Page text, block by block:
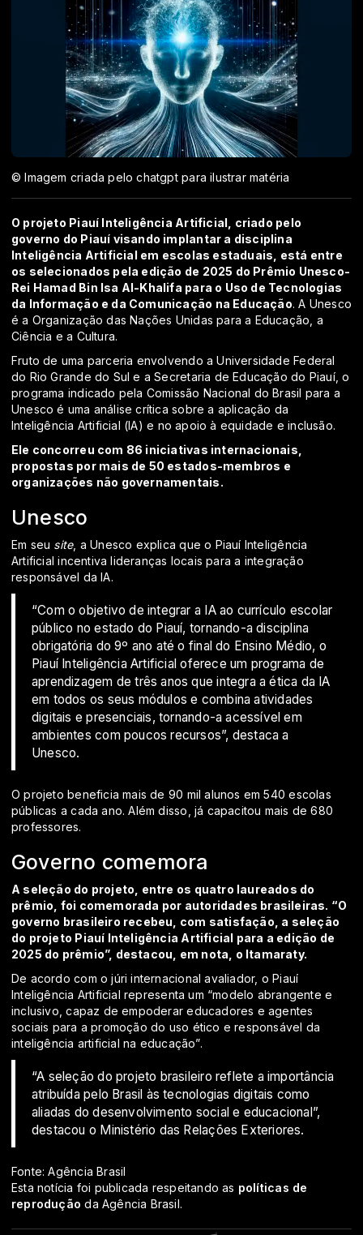
© Imagem criada pelo chatgpt para ilustrar matéria
O projeto Piauí Inteligência Artificial, criado pelo
governo do Piauí visando implantar a disciplina
Inteligência Artificial em escolas estaduais, está entre
os selecionados pela edição de 2025 do Prêmio Unesco-
Rei Hamad Bin Isa Al-Khalifa para o Uso de Tecnologias
da Informação e da Comunicação na Educação. A Unesco
é a Organização das Nações Unidas para a Educação, a
Ciência e a Cultura.
Fruto de uma parceria envolvendo a Universidade Federal
do Rio Grande do Sul e a Secretaria de Educação do Piauí, o
programa indicado pela Comissão Nacional do Brasil para a
Unesco é uma análise crítica sobre a aplicação da
Inteligência Artificial (IA) e no apoio à equidade e inclusão.
Ele concorreu com 86 iniciativas internacionais,
propostas por mais de 50 estados-membros e
organizações não governamentais.
Unesco
Em seu site, a Unesco explica que o Piauí Inteligência
Artificial incentiva lideranças locais para a integração
responsável da IA.
“Com o objetivo de integrar a IA ao currículo escolar
público no estado do Piauí, tornando-a disciplina
obrigatória do 9º ano até o final do Ensino Médio, o
Piauí Inteligência Artificial oferece um programa de
aprendizagem de três anos que integra a ética da IA ​​
em todos os seus módulos e combina atividades
digitais e presenciais, tornando-a acessível em
ambientes com poucos recursos”, destaca a
Unesco.
O projeto beneficia mais de 90 mil alunos em 540 escolas
públicas a cada ano. Além disso, já capacitou mais de 680
professores.
Governo comemora
A seleção do projeto, entre os quatro laureados do
prêmio, foi comemorada por autoridades brasileiras. “O
governo brasileiro recebeu, com satisfação, a seleção
do projeto Piauí Inteligência Artificial para a edição de
2025 do prêmio”, destacou, em nota, o Itamaraty.
De acordo com o júri internacional avaliador, o Piauí
Inteligência Artificial representa um “modelo abrangente e
inclusivo, capaz de empoderar educadores e agentes
sociais para a promoção do uso ético e responsável da
inteligência artificial na educação”.
“A seleção do projeto brasileiro reflete a importância
atribuída pelo Brasil às tecnologias digitais como
aliadas do desenvolvimento social e educacional”,
destacou o Ministério das Relações Exteriores.
Fonte: Agência Brasil
Esta notícia foi publicada respeitando as políticas de
reprodução da Agência Brasil.